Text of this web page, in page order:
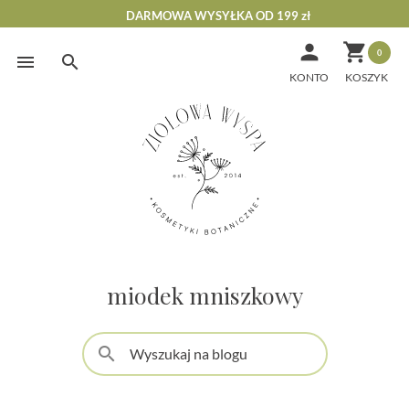
Skip
DARMOWA WYSYŁKA OD 199 zł
 0

KONTO
miodek mniszkowy
search